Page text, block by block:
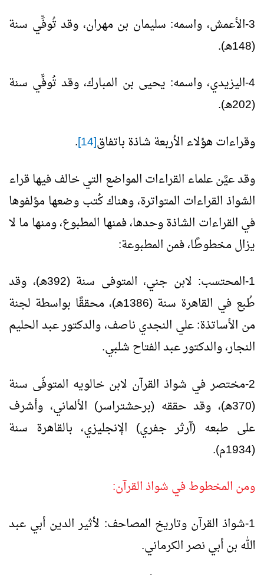
3-الأعمش، واسمه: سليمان بن مهران، وقد تُوفِّي سنة
(148هـ).
4-اليزيدي، واسمه: يحيى بن المبارك، وقد تُوفِّي سنة
(202هـ).
وقراءات هؤلاء الأربعة شاذة باتفاق[14]
.
وقد عيَّن علماء القراءات المواضع التي خالف فيها قراء
الشواذ القراءات المتواترة، وهناك كُتب وضعها مؤلفوها
في القراءات الشاذة وحدها، فمنها المطبوع، ومنها ما لا
يزال مخطوطًا، فمن المطبوعة:
1-المحتسب: لابن جني، المتوفى سنة (392هـ)، وقد
طُبع في القاهرة سنة (1386هـ)، محققًا بواسطة لجنة
من الأساتذة: علي النجدي ناصف، والدكتور عبد الحليم
النجار، والدكتور عبد الفتاح شلبي.
2-مختصر في شواذ القرآن لابن خالويه المتوفّى سنة
(370هـ)، وقد حققه (برحشتراسر) الألماني، وأشرف
على طبعه (آرثر جفري) الإنجليزي، بالقاهرة سنة
(1934م).
ومن المخطوط في شواذ القرآن:
1-شواذ القرآن وتاريخ المصاحف: لأثير الدين أبي عبد
الله بن أبي نصر الكرماني.